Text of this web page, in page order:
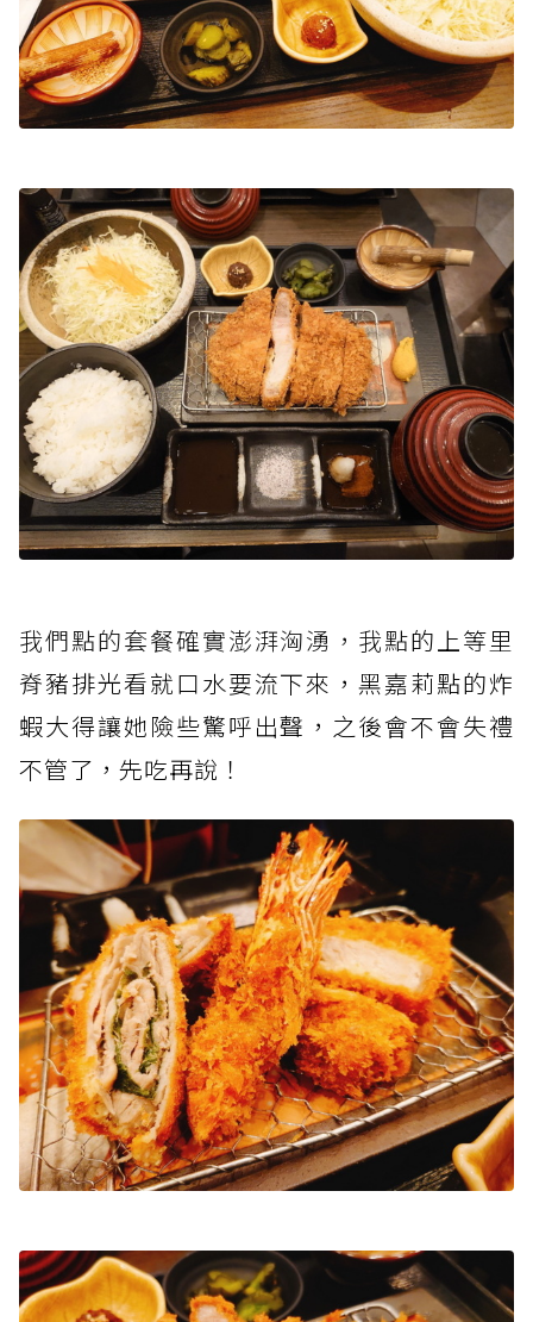
我們點的套餐確實澎湃洶湧，我點的上等里
脊豬排光看就口水要流下來，黑嘉莉點的炸
蝦大得讓她險些驚呼出聲，之後會不會失禮
不管了，先吃再說！